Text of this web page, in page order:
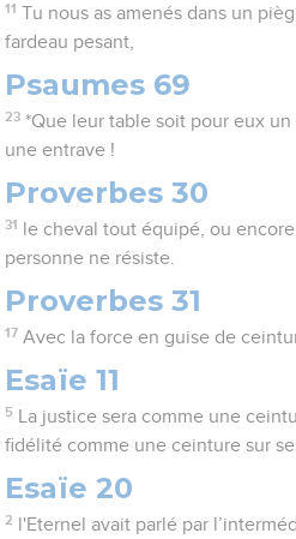
11 Tu nous as amenés dans un
fardeau pesant,
Psaumes 69
23 *Que leur table soit pour eux
une entrave !
Proverbes 30
31
le cheval tout équipé, ou
personne ne résiste.
Proverbes 31
17 Avec la force en guise de
Esaïe 11
5
La justice sera comme une
fidélité comme une ceinture sur
Esaïe 20
2
l'Eternel avait parlé par